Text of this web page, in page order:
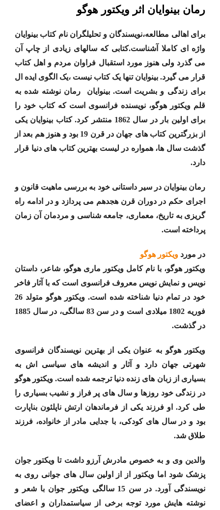
رمان بینوایان اثر ویکتور هوگو
برای اهالی مطالعه،نویسندگان و تحلیلگران نام کتاب بینوایان
واژه ای کاملا آشناست.کتابی که سالهای زیادی از چاپ آن
می گذرد ولی هنوز مورد استقبال فراوان مردم و اهل کتاب
قرار می گیرد. بینوایان تنها یک کتاب نیست ،یک الگوی ایده ال
برای زندگی و بشریت است. بینوایان رمان نوشته شده به
قلم ویکتور هوگو، نویسنده فرانسوی است که کتاب خود را
برای اولین بار در سال 1862 منتشر کرد. کتاب بینوایان یکی
از بزرگترین کتاب های جهان در قرن 19 بود و هنوز هم بعد از
گذشت سال ها، همواره در لیست بهترین کتاب های دنیا قرار
دارد.
رمان بینوایان در سیر داستانی خود به بررسی ماهیت قانون و
اجرای حکم در دوران قرن هجدهم می پردازد و در ادامه راه
گریزی به تاریخ، معماری، جامعه شناسی و مردمان آن زمان
پرداخته است.
در مورد ویکتور هوگو
ویکتور هوگو، با نام کامل ویکتور ماری هوگو، شاعر، داستان
نویس و نمایش نویس معروف فرانسوی است که با آثار فاخر
خود در تمام دنیا شناخته شده است. ویکتور هوگو متولد 26
فوریه 1802 میلادی است و در سن 83 سالگی، در سال 1885
در گذشت.
ویکتور هوگو به عنوان یکی از بهترین نویسندگان فرانسوی
شهرتی جهان دارد و آثار و اندیشه های سیاسی اش به
بسیاری از زبان های زنده دنیا ترجمه شده است. ویکتور هوگو
در زندگی خود روزها و سال های پر فراز و نشیب بسیاری را
طی کرد. او فرزند یکی از فرماندهان ارتش ناپلئون بناپارت
بود و در سال های کودکی، با جدایی مادر از خانواده، فرزند
طلاق شد.
والدین وی و به خصوص مادرش آرزو داشت تا ویکتور جوان
پزشک شود اما ویکتور از از اولین سال های جوانی روی به
نویسندگی آورد. در سن 15 سالگی ویکتور جوان با شعر و
نوشته هایش مورد توجه برخی از سیاستمداران و اعضای